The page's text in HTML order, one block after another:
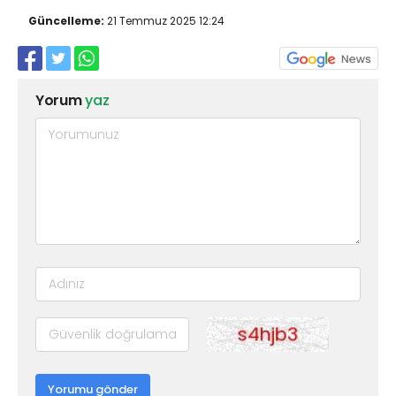
Güncelleme: 21 Temmuz 2025 12:24
Yorumyaz
Yorumu gönder